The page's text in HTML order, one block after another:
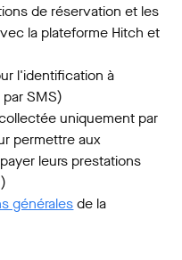
de réservation et les
la plateforme Hitch et
l'identification à
SMS)
uniquement par
permettre aux
leurs prestations
générales de la